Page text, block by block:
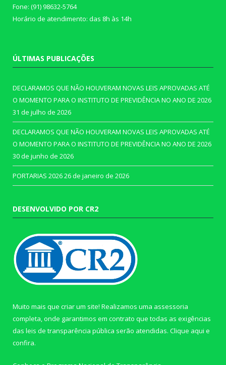
Fone: (91) 98632-5764
Horário de atendimento: das 8h às 14h
ÚLTIMAS PUBLICAÇÕES
DECLARAMOS QUE NÃO HOUVERAM NOVAS LEIS APROVADAS ATÉ
O MOMENTO PARA O INSTITUTO DE PREVIDÊNCIA NO ANO DE 2026
31 de julho de 2026
DECLARAMOS QUE NÃO HOUVERAM NOVAS LEIS APROVADAS ATÉ
O MOMENTO PARA O INSTITUTO DE PREVIDÊNCIA NO ANO DE 2026
30 de junho de 2026
PORTARIAS 202626 de janeiro de 2026
DESENVOLVIDO POR CR2
Muito mais que criar um site! Realizamos uma assessoria
completa, onde garantimos em contrato que todas as exigências
das leis de transparência pública serão atendidas. Clique aqui e
confira.